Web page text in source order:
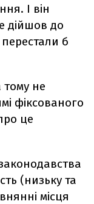
І він
дійшов до
б
не
фіксованого
це
(низьку та
місця